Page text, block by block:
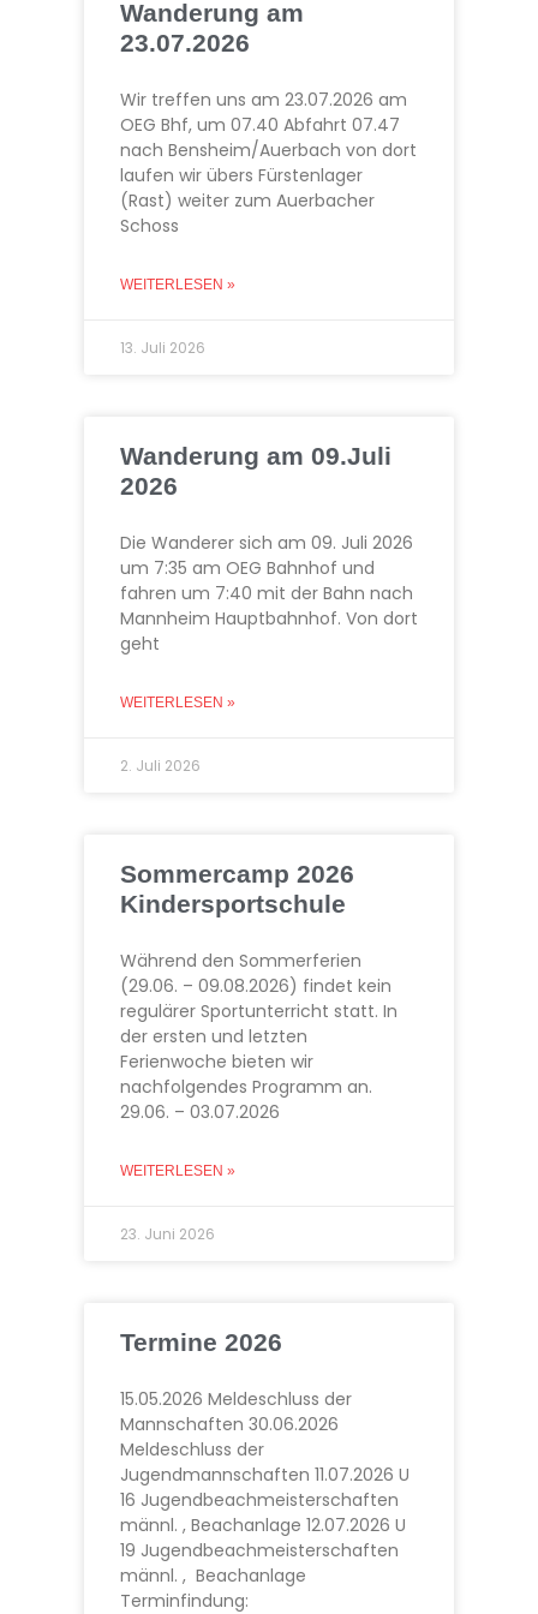
Wanderung am
23.07.2026
Wir treffen uns am 23.07.2026 am
OEG Bhf, um 07.40 Abfahrt 07.47
nach Bensheim/Auerbach von dort
laufen wir übers Fürstenlager
(Rast) weiter zum Auerbacher
Schoss
WEITERLESEN »
13. Juli 2026
Wanderung am 09.Juli
2026
Die Wanderer sich am 09. Juli 2026
um 7:35 am OEG Bahnhof und
fahren um 7:40 mit der Bahn nach
Mannheim Hauptbahnhof. Von dort
geht
WEITERLESEN »
2. Juli 2026
Sommercamp 2026
Kindersportschule
Während den Sommerferien
(29.06. – 09.08.2026) findet kein
regulärer Sportunterricht statt. In
der ersten und letzten
Ferienwoche bieten wir
nachfolgendes Programm an.
29.06. – 03.07.2026
WEITERLESEN »
23. Juni 2026
Termine 2026
15.05.2026 Meldeschluss der
Mannschaften 30.06.2026
Meldeschluss der
Jugendmannschaften 11.07.2026 U
16 Jugendbeachmeisterschaften
männl. , Beachanlage 12.07.2026 U
19 Jugendbeachmeisterschaften
männl. , Beachanlage
Terminfindung: